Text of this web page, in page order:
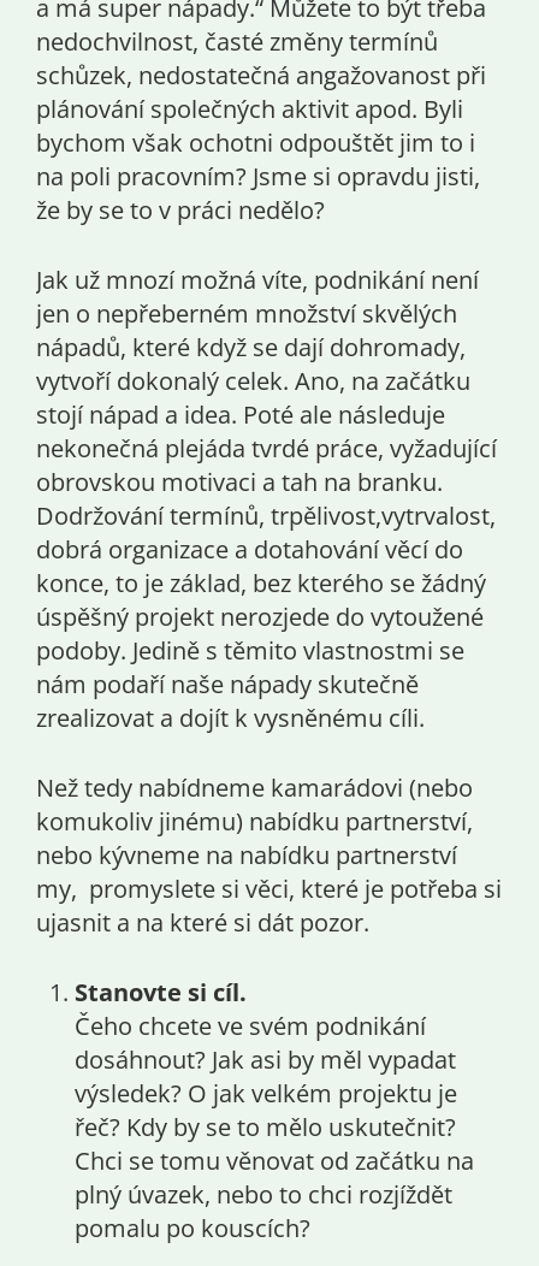
a má super nápady.“ Můžete to být třeba
nedochvilnost, časté změny termínů
schůzek, nedostatečná angažovanost při
plánování společných aktivit apod. Byli
bychom však ochotni odpouštět jim to i
na poli pracovním? Jsme si opravdu jisti,
že by se to v práci nedělo?
Jak už mnozí možná víte, podnikání není
jen o nepřeberném množství skvělých
nápadů, které když se dají dohromady,
vytvoří dokonalý celek. Ano, na začátku
stojí nápad a idea. Poté ale následuje
nekonečná plejáda tvrdé práce, vyžadující
obrovskou motivaci a tah na branku.
Dodržování termínů, trpělivost,vytrvalost,
dobrá organizace a dotahování věcí do
konce, to je základ, bez kterého se žádný
úspěšný projekt nerozjede do vytoužené
podoby. Jedině s těmito vlastnostmi se
nám podaří naše nápady skutečně
zrealizovat a dojít k vysněnému cíli.
Než tedy nabídneme kamarádovi (nebo
komukoliv jinému) nabídku partnerství,
nebo kývneme na nabídku partnerství
my, promyslete si věci, které je potřeba si
ujasnit a na které si dát pozor.
Stanovte si cíl.
Čeho chcete ve svém podnikání
dosáhnout? Jak asi by měl vypadat
výsledek? O jak velkém projektu je
řeč? Kdy by se to mělo uskutečnit?
Chci se tomu věnovat od začátku na
plný úvazek, nebo to chci rozjíždět
pomalu po kouscích?